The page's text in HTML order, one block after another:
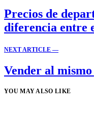
Precios de
diferencia entre
NEXT ARTICLE —
Vender al
YOU MAY ALSO LIKE